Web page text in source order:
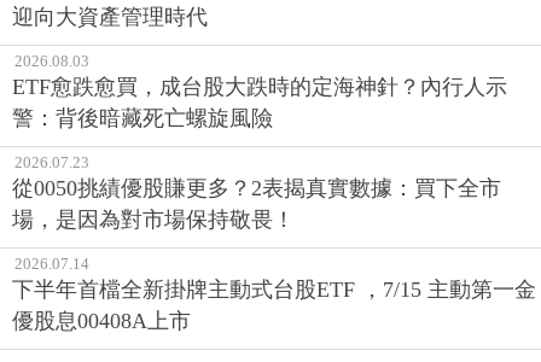
迎向大資產管理時代
2026.08.03
ETF愈跌愈買，成台股大跌時的定海神針？內行人示
警：背後暗藏死亡螺旋風險
2026.07.23
從0050挑績優股賺更多？2表揭真實數據：買下全市
場，是因為對市場保持敬畏！
2026.07.14
下半年首檔全新掛牌主動式台股ETF ，7/15 主動第一金
優股息00408A上市